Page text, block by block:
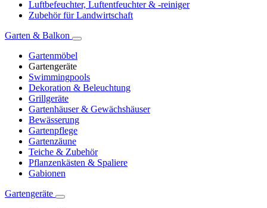
Luftbefeuchter, Luftentfeuchter & -reiniger
Zubehör für Landwirtschaft
Garten & Balkon
Gartenmöbel
Gartengeräte
Swimmingpools
Dekoration & Beleuchtung
Grillgeräte
Gartenhäuser & Gewächshäuser
Bewässerung
Gartenpflege
Gartenzäune
Teiche & Zubehör
Pflanzenkästen & Spaliere
Gabionen
Gartengeräte